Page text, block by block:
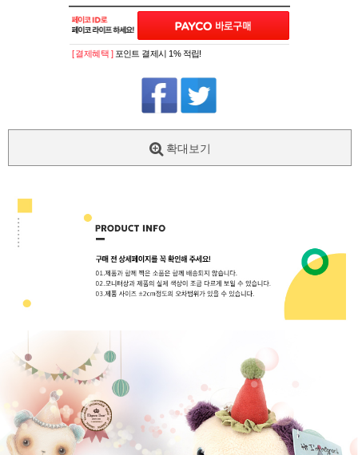
페이코 ID로
PAYCO 바로
[ 결제혜택 ] 포인트 결제시 1% 적립!
확대보기